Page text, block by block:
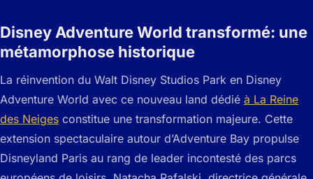
Disney Adventure World transformé: une
métamorphose historique
La réinvention du Walt Disney Studios Park en Disney
Adventure World avec ce nouveau land dédié à La Reine
des Neiges constitue une transformation majeure. Cette
extension spectaculaire autour d’Adventure Bay propulse
Disneyland Paris au rang de leader incontesté des parcs